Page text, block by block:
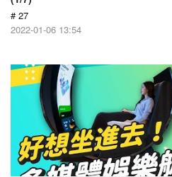
# 27
2022-01-06 13:54